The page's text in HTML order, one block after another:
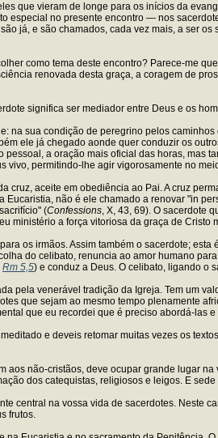
que vieram de longe para os inícios da
no presente encontro — nos
já, e são chamados, cada vez mais, a ser
como tema deste encontro? Parece-me
renovada desta graça, a coragem de
significa ser mediador entre Deus e os
na sua condição de peregrino pelos caminhos
ele já chegado aonde quer conduzir os
a oração mais oficial das horas,
vivo, permitindo-lhe agir vigorosamente no
aceite em obediência ao Pai. A cruz
não é ele chamado a renovar "in
(Confessions, X, 43, 69). O sacerdote
ministério a força vitoriosa da graça de Cristo
os irmãos. Assim também o sacerdote;
do celibato, renuncia ao amor humano
Rm 5,5) e conduz a Deus. O celibato, ligando o
pela venerável tradição da Igreja. Tem um
que sejam ao mesmo tempo plenamente
que eu recordei que é preciso abordá-las
e deveis retomar muitas vezes os
não-cristãos, deve ocupar grande lugar
dos catequistas, religiosos e leigos. E
central na vossa vida de sacerdotes. Neste
frutos.